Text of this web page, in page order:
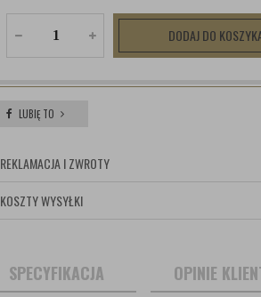
DODAJ DO
LUBIĘ TO
REKLAMACJA I ZWROTY
KOSZTY WYSYŁKI
SPECYFIKACJA OPINIE